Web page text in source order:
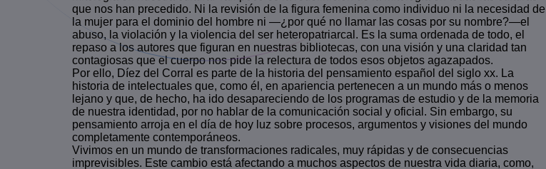
que nos han precedido. Ni la revisión de la figura femenina como individuo ni la necesidad de
la mujer para el dominio del hombre ni —¿por qué no llamar las cosas por su nombre?—el
abuso, la violación y la violencia del ser heteropatriarcal. Es la suma ordenada de todo, el
repaso a los autores que figuran en nuestras bibliotecas, con una visión y una claridad tan
contagiosas que el cuerpo nos pide la relectura de todos esos objetos agazapados.
Por ello, Díez del Corral es parte de la historia del pensamiento español del siglo xx. La
historia de intelectuales que, como él, en apariencia pertenecen a un mundo más o menos
lejano y que, de hecho, ha ido desapareciendo de los programas de estudio y de la memoria
de nuestra identidad, por no hablar de la comunicación social y oficial. Sin embargo, su
pensamiento arroja en el día de hoy luz sobre procesos, argumentos y visiones del mundo
completamente contemporáneos.
Vivimos en un mundo de transformaciones radicales, muy rápidas y de consecuencias
imprevisibles. Este cambio está afectando a muchos aspectos de nuestra vida diaria, como,